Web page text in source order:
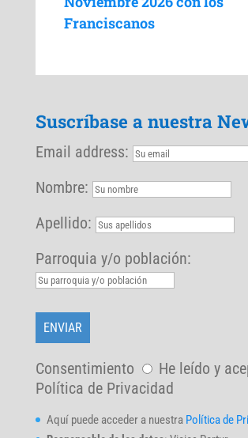
Franciscanos
Suscríbase a nuestra
Email address:
Nombre:
Apellido:
Parroquia y/o población:
Consentimiento
He leído y
Política de Privacidad
Aquí puede acceder a nuestra Política de